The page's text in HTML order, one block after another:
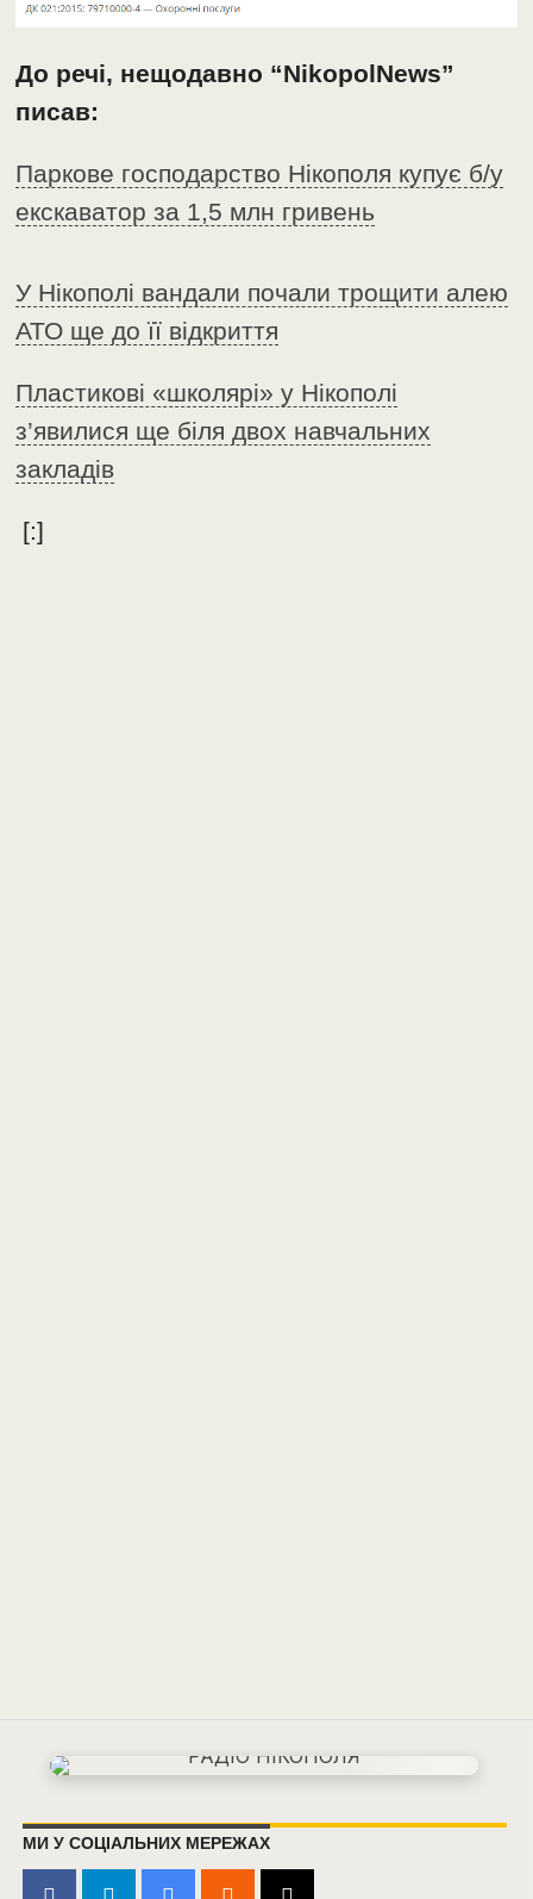
До речі, нещодавно “NikopolNews”
писав:
Паркове господарство Нікополя купує б/у
екскаватор за 1,5 млн гривень
У Нікополі вандали почали трощити алею
АТО ще до її відкриття
Пластикові «школярі» у Нікополі
з’явилися ще біля двох навчальних
закладів
[:]
МИ У СОЦІАЛЬНИХ МЕРЕЖАХ